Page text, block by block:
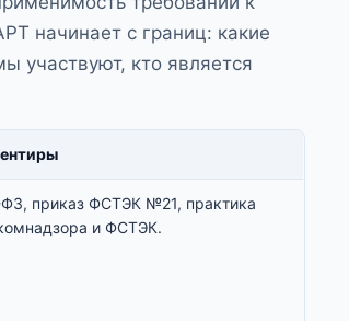
начинает с границ: какие
участвуют, кто является
, приказ ФСТЭК №21, практика
и ФСТЭК.